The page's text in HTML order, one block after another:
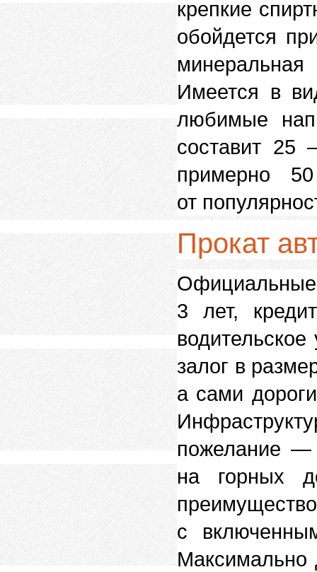
крепкие
обойдется
Имеется в
любимые
составит 25
примерно
от
Прокат
3 лет,
залог в
а сами
пожелание —
на горных
с
Максимально